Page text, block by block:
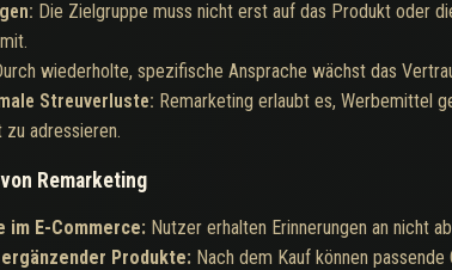
Die Zielgruppe muss nicht erst auf das Produkt oder
wiederholte, spezifische Ansprache wächst das
Streuverluste: Remarketing erlaubt es, Werbemittel
adressieren.
Remarketing
im E-Commerce: Nutzer erhalten Erinnerungen an nicht
Produkte: Nach dem Kauf können